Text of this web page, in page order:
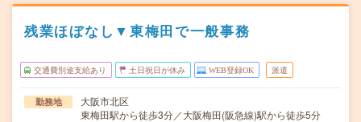
残業ほぼなし▼東梅田で一般事務
交通費別途支給あり 土日祝日が休み WEB登録OK 派遣
勤務地
大阪市北区
東梅田駅から徒歩3分／大阪梅田(阪急線)駅から徒歩5分